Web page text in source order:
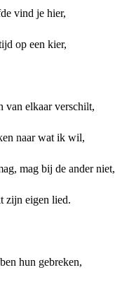
vind je hier,
op een kier,
van elkaar verschilt,
naar wat ik wil,
mag bij de ander niet,
zijn eigen lied.
hun gebreken,